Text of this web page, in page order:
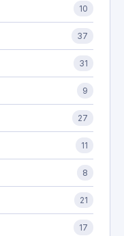
10
37
31
9
27
11
8
21
17